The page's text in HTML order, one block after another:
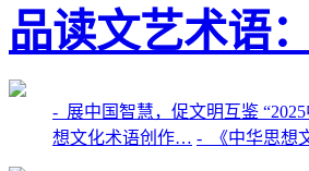
品读文艺术语
- 展中国智慧，促文明互鉴
想文化术语创作… - 《中华思